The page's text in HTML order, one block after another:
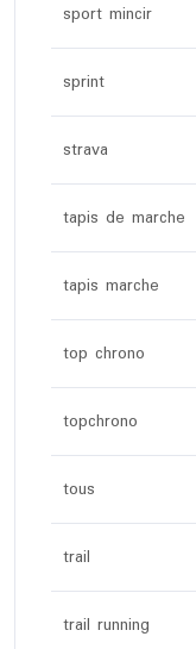
sport mincir
sprint
strava
tapis de marche
tapis marche
top chrono
topchrono
tous
trail
trail running